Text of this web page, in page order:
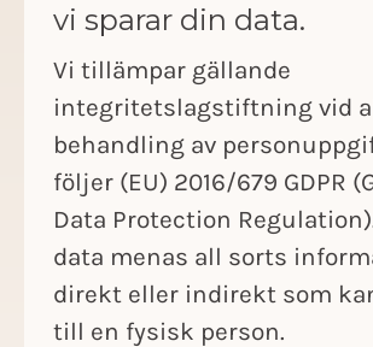
vi sparar din data.
Vi tillämpar gällande
integritetslagstiftning vid
behandling av
följer (EU) 2016/679 GDPR
Data Protection
data menas all sorts
direkt eller indirekt som
till en fysisk person.